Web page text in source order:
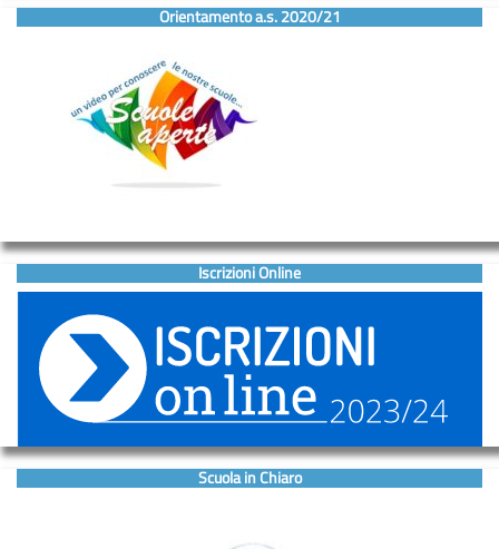
Orientamento a.s. 2020/21
Iscrizioni Online
Scuola in Chiaro